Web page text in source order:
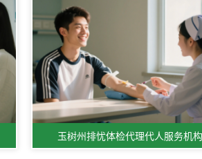
玉树州排忧体检代理代人服务机构